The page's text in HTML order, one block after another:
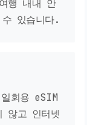
행 내내 안
있습니다.
회용 eSIM
않고 인터넷